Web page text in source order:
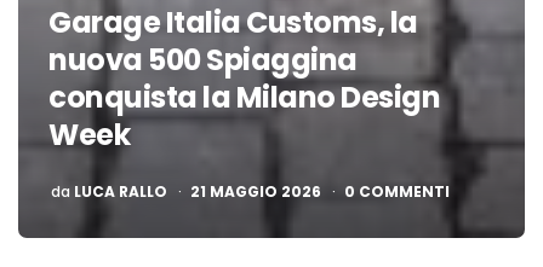
Garage Italia Customs, la
nuova 500 Spiaggina
conquista la Milano Design
Week
PUBBLICATO
da LUCA RALLO 21 MAGGIO 2026 0 COMMENTI